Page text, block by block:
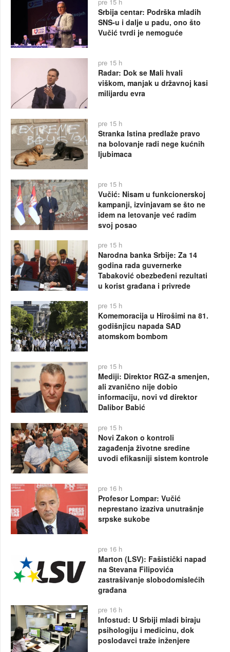
Srbija centar: Podrška mladih
SNS-u i dalje u padu, ono što
Vučić tvrdi je nemoguće
pre 15 h
Radar: Dok se Mali hvali
viškom, manjak u državnoj kasi
milijardu evra
pre 15 h
Stranka Istina predlaže pravo
na bolovanje radi nege kućnih
ljubimaca
pre 15 h
Vučić: Nisam u funkcionerskoj
kampanji, izvinjavam se što ne
idem na letovanje već radim
svoj posao
pre 15 h
Narodna banka Srbije: Za 14
godina rada guvernerke
Tabaković obezbeđeni rezultati
u korist građana i privrede
pre 15 h
Komemoracija u Hirošimi na 81.
godišnjicu napada SAD
atomskom bombom
pre 15 h
Mediji: Direktor RGZ-a smenjen,
ali zvanično nije dobio
informaciju, novi vd direktor
Dalibor Babić
pre 15 h
Novi Zakon o kontroli
zagađenja životne sredine
uvodi efikasniji sistem kontrole
pre 16 h
Profesor Lompar: Vučić
neprestano izaziva unutrašnje
srpske sukobe
pre 16 h
Marton (LSV): Fašistički napad
na Stevana Filipovića
zastrašivanje slobodomislećih
građana
pre 16 h
Infostud: U Srbiji mladi biraju
psihologiju i medicinu, dok
poslodavci traže inženjere